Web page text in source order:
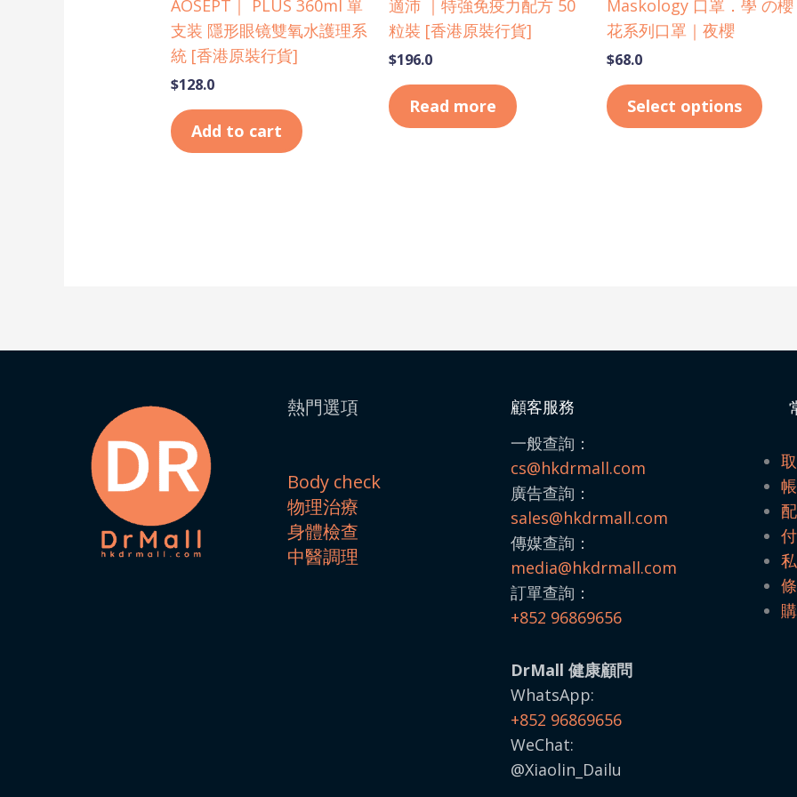
AOSEPT｜ PLUS 360ml 單
支装 隱形眼镜雙氧水護理系
統 [香港原裝行貨]
$128.0
Add to cart
適沛 ｜特強免疫力配方 50
粒裝 [香港原裝行貨]
$196.0
Read more
Maskology 口罩．學 の櫻
花系列口罩｜夜櫻
$68.0
Select options
on
熱門選項
Body check
物理治療
身體檢查
中醫調理
顧客服務
一般查詢：
cs@hkdrmall.com
廣告查詢：
sales@hkdrmall.com
傳媒查詢：
media@hkdrmall.com
訂單查詢：
+852 96869656
DrMall 健康顧問
WhatsApp:
+852 96869656
WeChat:
@Xiaolin_Dailu